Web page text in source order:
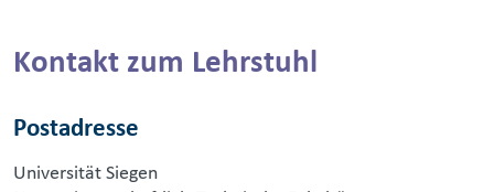
Kontakt zum Lehrstuhl
Postadresse
Universität Siegen